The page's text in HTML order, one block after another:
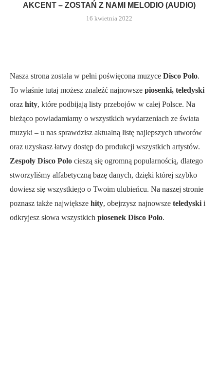
AKCENT – ZOSTAŃ Z NAMI MELODIO (AUDIO)
16 kwietnia 2022
Nasza strona została w pełni poświęcona muzyce Disco Polo.
To właśnie tutaj możesz znaleźć najnowsze piosenki, teledyski
oraz hity, które podbijają listy przebojów w całej Polsce. Na
bieżąco powiadamiamy o wszystkich wydarzeniach ze świata
muzyki – u nas sprawdzisz aktualną listę najlepszych utworów
oraz uzyskasz łatwy dostęp do produkcji wszystkich artystów.
Zespoły Disco Polo cieszą się ogromną popularnością, dlatego
stworzyliśmy alfabetyczną bazę danych, dzięki której szybko
dowiesz się wszystkiego o Twoim ulubieńcu. Na naszej stronie
poznasz także największe hity, obejrzysz najnowsze teledyski i
odkryjesz słowa wszystkich piosenek Disco Polo.